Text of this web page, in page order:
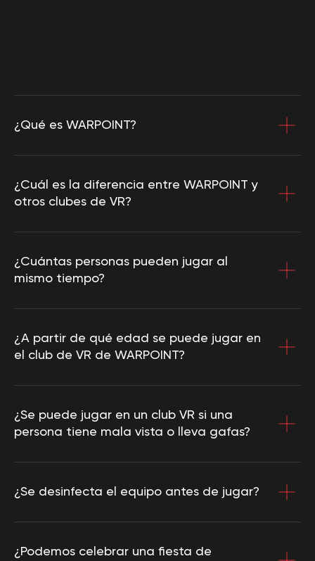
¿Qué es WARPOINT?
¿Cuál es la diferencia entre WARPOINT y
otros clubes de VR?
¿Cuántas personas pueden jugar al
mismo tiempo?
¿A partir de qué edad se puede jugar en
el club de VR de WARPOINT?
¿Se puede jugar en un club VR si una
persona tiene mala vista o lleva gafas?
¿Se desinfecta el equipo antes de jugar?
¿Podemos celebrar una fiesta de